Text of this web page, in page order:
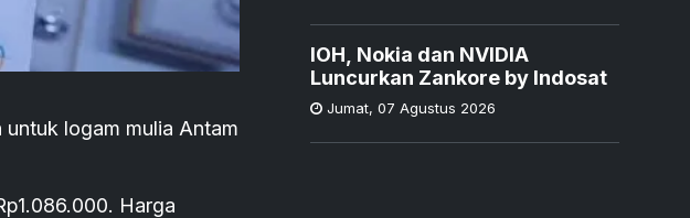
logam mulia Antam
Harga
IOH, Nokia dan NVIDIA
Luncurkan Zankore by Indosat
Jumat, 07 Agustus 2026